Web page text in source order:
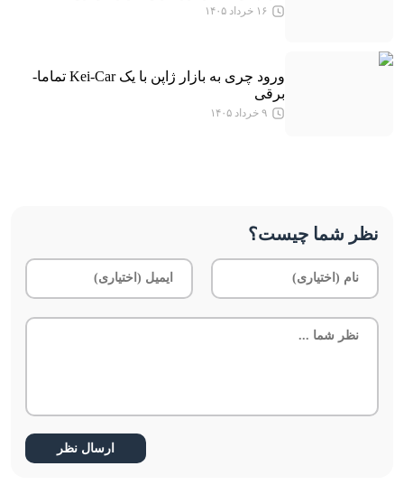
۱۶ خرداد ۱۴۰۵
ورود چری به بازار ژاپن با یک Kei-Car تماما-
برقی
۹ خرداد ۱۴۰۵
نظر شما چیست؟